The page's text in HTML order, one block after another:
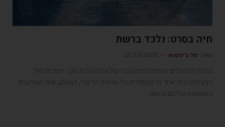
חיה בסרט: נלכד ברשת
טל ביסמוט
צמרת המנהלים והמתכנתים בעבר של עולם ה'ביג טק', יושבים מול
המצלמה בזה אחר זה ומספרים על שיטות הריגול, המעקב אחר הגולשים
והתנועות שלהם ברשת